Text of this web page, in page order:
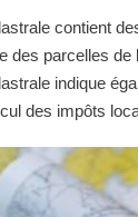
contient
des parcelles
indique
des impôts